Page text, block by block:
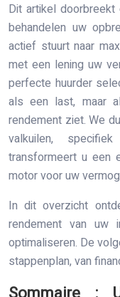
Dit artikel
behandelen uw
actief stuurt naar
met een lening uw
perfecte huurder
als een last, maar
rendement ziet. We
valkuilen,
transformeert u een
motor voor uw
In dit overzicht
rendement van uw
optimaliseren. De
stappenplan, van